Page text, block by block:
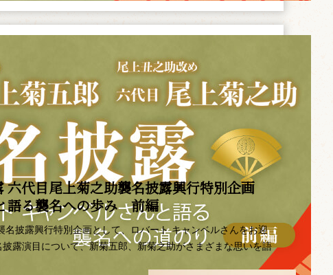
代目尾上菊之助襲名披露興行特別企画 ――
語る襲名への歩み 前編
名披露興行特別企画として、ロバート キャンベルさんをお迎
露演目について、新菊五郎、新菊之助がさまざまな思いを語